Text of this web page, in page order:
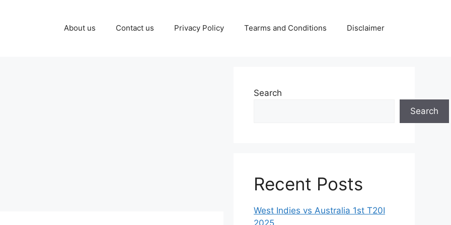
About us Contact us Privacy Policy Tearms and Conditions Disclaimer
Search
Search
Recent Posts
West Indies vs Australia 1st T20I
2025